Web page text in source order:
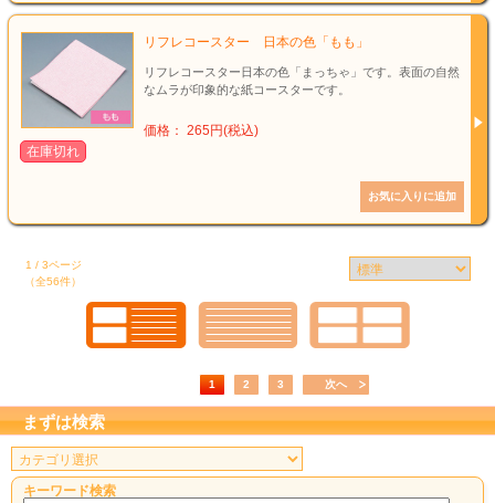
リフレコースター 日本の色「もも」
リフレコースター日本の色「まっちゃ」です。表面の自然
なムラが印象的な紙コースターです。
価格： 265円(税込)
在庫切れ
1 / 3ページ
（全56件）
1 2 3 次へ
まずは検索
キーワード検索